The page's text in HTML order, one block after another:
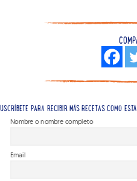
PARA RECIBIR MÁS RECETAS COMO ESTA
Nombre o nombre completo
Email